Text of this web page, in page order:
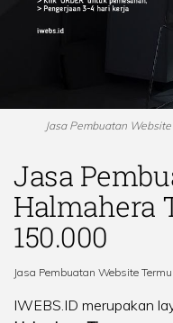
Jasa Pembuatan
Jasa
Halmahera
150.000
Jasa Pembuatan Website
IWEBS.ID merupakan